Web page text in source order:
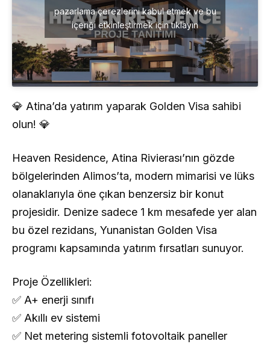
pazarlama çerezlerini kabul etmek ve bu
içeriği etkinleştirmek için tıklayın
💎 Atina’da yatırım yaparak Golden Visa sahibi
olun! 💎
Heaven Residence, Atina Rivierası’nın gözde
bölgelerinden Alimos’ta, modern mimarisi ve lüks
olanaklarıyla öne çıkan benzersiz bir konut
projesidir. Denize sadece 1 km mesafede yer alan
bu özel rezidans, Yunanistan Golden Visa
programı kapsamında yatırım fırsatları sunuyor.
Proje Özellikleri:
✅ A+ enerji sınıfı
✅ Akıllı ev sistemi
✅ Net metering sistemli fotovoltaik paneller